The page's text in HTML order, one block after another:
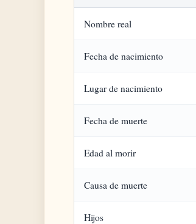
Nombre real
Fecha de nacimiento
Lugar de nacimiento
Fecha de muerte
Edad al morir
Causa de muerte
Hijos